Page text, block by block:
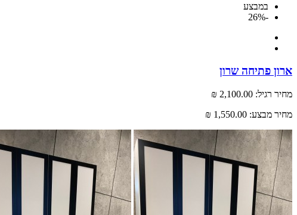
במבצע
-26%
ארון פתיחה שרון
מחיר רגיל: 2,100.00 ₪
מחיר מבצע: 1,550.00 ₪